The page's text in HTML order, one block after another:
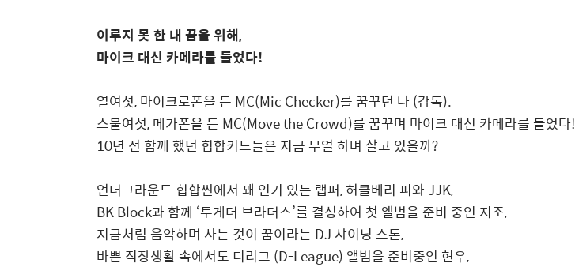
이루지 못 한 내 꿈을 위해,
마이크 대신 카메라를 들었다!
열여섯, 마이크로폰을 든 MC(Mic Checker)를 꿈꾸던 나 (감독).
스물여섯, 메가폰을 든 MC(Move the Crowd)를 꿈꾸며 마이크 대신 카메라를 들었다!
10년 전 함께 했던 힙합키드들은 지금 무얼 하며 살고 있을까?
언더그라운드 힙합씬에서 꽤 인기 있는 랩퍼, 허클베리 피와 JJK,
BK Block과 함께 ‘투게더 브라더스’를 결성하여 첫 앨범을 준비 중인 지조,
지금처럼 음악하며 사는 것이 꿈이라는 DJ 샤이닝 스톤,
바쁜 직장생활 속에서도 디리그 (D-League) 앨범을 준비중인 현우,